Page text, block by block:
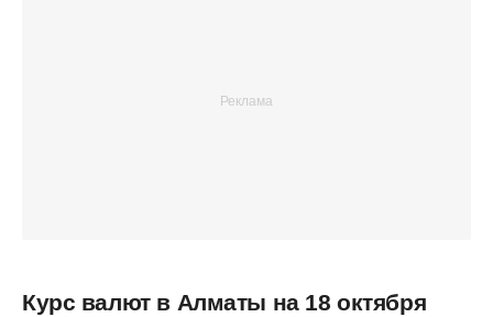
Курс валют в Алматы на 18 октября